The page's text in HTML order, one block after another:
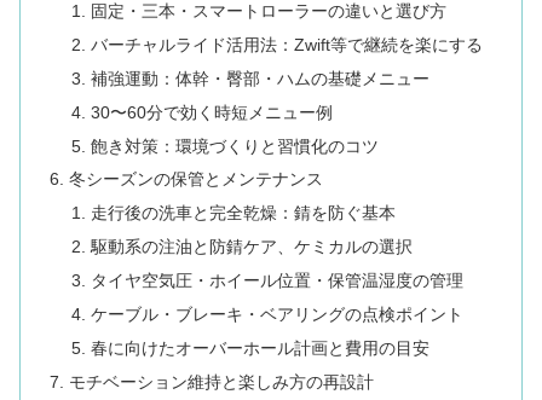
固定・三本・スマートローラーの違いと選び方
バーチャルライド活用法：Zwift等で継続を楽にする
補強運動：体幹・臀部・ハムの基礎メニュー
30〜60分で効く時短メニュー例
飽き対策：環境づくりと習慣化のコツ
冬シーズンの保管とメンテナンス
走行後の洗車と完全乾燥：錆を防ぐ基本
駆動系の注油と防錆ケア、ケミカルの選択
タイヤ空気圧・ホイール位置・保管温湿度の管理
ケーブル・ブレーキ・ベアリングの点検ポイント
春に向けたオーバーホール計画と費用の目安
モチベーション維持と楽しみ方の再設計